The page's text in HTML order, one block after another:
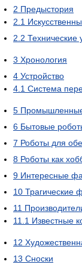
2 Предыстория
2.1
2.2 Технические
3 Хронология
4 Устройство
4.1 Система
5
6 Бытовые
7 Роботы для
8 Роботы как
9 Интересные
10 Трагические
11
11.1 Известные
12
13 Сноски